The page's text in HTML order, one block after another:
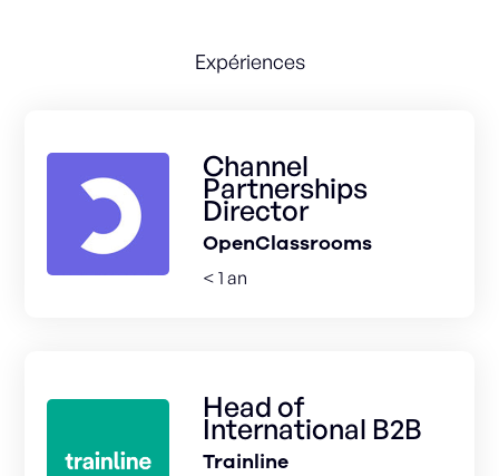
Expériences
Channel
Partnerships
Director
OpenClassrooms
< 1 an
Head of
International B2B
Trainline